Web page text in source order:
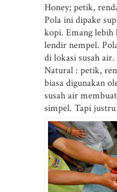
Honey; petik,
Pola ini dipake
kopi. Emang lebih
lendir nempel.
di lokasi susah air.
Natural : petik,
biasa digunakan
susah air
simpel. Tapi